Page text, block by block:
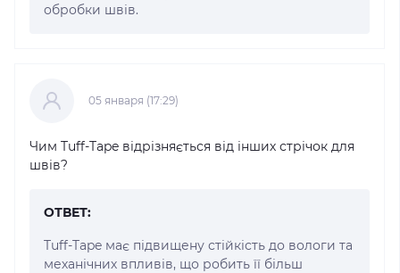
обробки швів.
05 января (17:29)
Чим Tuff-Tape відрізняється від інших стрічок для
швів?
ОТВЕТ:
Tuff-Tape має підвищену стійкість до вологи та
механічних впливів, що робить її більш